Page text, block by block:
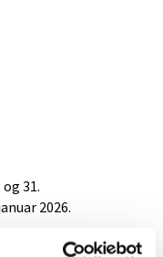
31.
2026.